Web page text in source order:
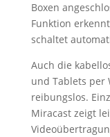
Boxen
Funktion
schaltet
Auch die
und Tablets per
reibungslos.
Miracast zeigt